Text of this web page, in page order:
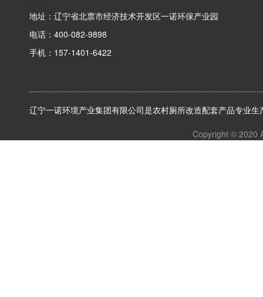
地址：辽宁省北票市经济技术开发区一诺环保产业园
电话：400-082-9898
手机：157-1401-6422
辽宁一诺环境产业集团有限公司是农村厕所改造配套产品专业生
Copyright © 2020